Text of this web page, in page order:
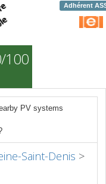
Adhérent
100
PV systems
Saint-Denis >